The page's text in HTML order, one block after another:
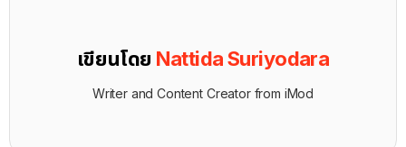
เขียนโดย Nattida Suriyodara
Writer and Content Creator from iMod